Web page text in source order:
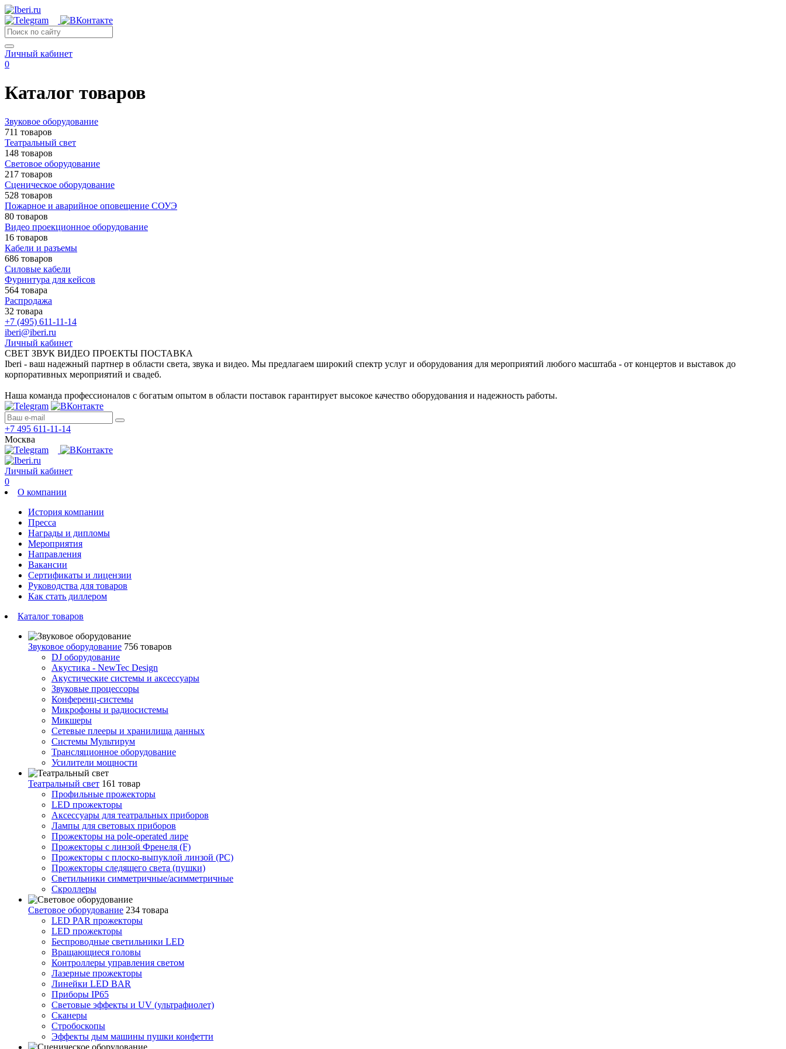
Личный кабинет
0
Каталог товаров
Звуковое оборудование
711 товаров
Театральный свет
148 товаров
Световое оборудование
217 товаров
Сценическое оборудование
528 товаров
Пожарное и аварийное оповещение СОУЭ
80 товаров
Видео проекционное оборудование
16 товаров
Кабели и разъемы
686 товаров
Силовые кабели
Фурнитура для кейсов
564 товара
Распродажа
32 товара
+7 (495) 611-11-14
iberi@iberi.ru
Личный кабинет
СВЕТ ЗВУК ВИДЕО ПРОЕКТЫ ПОСТАВКА
Iberi - ваш надежный партнер в области света, звука и видео. Мы предлагаем широкий спектр услуг и оборудования для мероприятий любого масштаба - от концертов и выставок до
корпоративных мероприятий и свадеб.
Наша команда профессионалов с богатым опытом в области поставок гарантирует высокое качество оборудования и надежность работы.
+7 495 611-11-14
Москва
Личный кабинет
0
О компании
История компании
Пресса
Награды и дипломы
Мероприятия
Направления
Вакансии
Сертификаты и лицензии
Руководства для товаров
Как стать диллером
Каталог товаров
Звуковое оборудование 756 товаров
DJ оборудование
Акустика - NewTec Design
Акустические системы и аксессуары
Звуковые процессоры
Конференц-системы
Микрофоны и радиосистемы
Микшеры
Сетевые плееры и хранилища данных
Системы Мультирум
Трансляционное оборудование
Усилители мощности
Театральный свет 161 товар
Профильные прожекторы
LED прожекторы
Аксессуары для театральных приборов
Лампы для световых приборов
Прожекторы на pole-operated лире
Прожекторы с линзой Френеля (F)
Прожекторы с плоско-выпуклой линзой (PC)
Прожекторы следящего света (пушки)
Светильники симметричные/асимметричные
Скроллеры
Световое оборудование 234 товара
LED PAR прожекторы
LED прожекторы
Беспроводные светильники LED
Вращающиеся головы
Контроллеры управления светом
Лазерные прожекторы
Линейки LED BAR
Приборы IP65
Световые эффекты и UV (ультрафиолет)
Сканеры
Стробоскопы
Эффекты дым машины пушки конфетти